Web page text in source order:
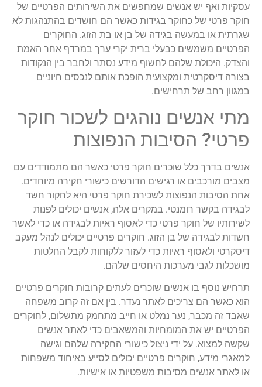
עסקיות ואף יש אנשים שמחפשים את השירותים הפרטיים של
חוקר פרטי של כחוקר בגידות כאשר הם חושדים בהתנהגות לא
שגרתית או במעשה בגידה של בן או בת הזוג. החוקרים
הפרטיים משמשים כבעלי ברית יקרי ערך במרדף אחר האמת
והצדק. היכולת שלהם לחשוף מידע נסתר ולחבר בין הנקודות
בצורה דיסקרטית ומקצועית הופכת אותם לנכסים חיוניים
במגוון רחב של תרחישים.
מתי אנשים נוהגים לשכור חוקר
פרטי? הסיבות הנפוצות
אנשים בדרך כלל שוכרים חוקר פרטי כאשר הם מתמודדים עם
מצבים מורכבים או רגישים הדורשים כישורי חקירה מיוחדים.
אחת הסיבות הנפוצות לשכירת חוקר פרטי היא לחקור חשד
לבגידה בקשר רומנטי. במקרים אלה, אנשים יכולים לפנות
לשירותיו של חוקר פרטי כדי לאסוף ראיות לבגידה או כדי לאשר
חשדות לבגידה של בן הזוג. חוקרים פרטיים יכולים לנהל מעקב
דיסקרטי ולאסוף ראיות כדי לעזור ללקוחות לקבל החלטות
מושכלות לגבי מערכות היחסים שלהם.
תרחיש נוסף בו אנשים שוכרים לעתים קרובות חוקרים פרטיים
הוא כאשר הם צריכים לאתר נעדר. בין אם זה קרוב משפחה
שאבד זה מכבר, נער נמלט או חייב מתחמק מתשלום, לחוקרים
הפרטיים יש את המומחיות והמשאבים כדי לאתר אנשים
שקשה למצוא. על ידי ניצול כישורי החקירה שלהם וגישה
למאגרי מידע, חוקרים פרטיים יכולים לסייע באיחוד משפחות
או לאתר אנשים מסיבות משפטיות או אישיות.